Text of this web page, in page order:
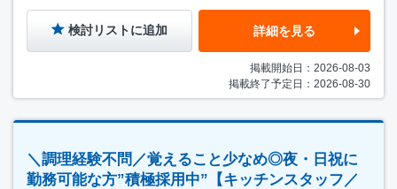
検討リストに追加 詳細を見る
掲載開始日：2026-08-03
掲載終了予定日：2026-08-30
＼調理経験不問／覚えること少なめ◎夜・日祝に
勤務可能な方”積極採用中”【キッチンスタッフ／